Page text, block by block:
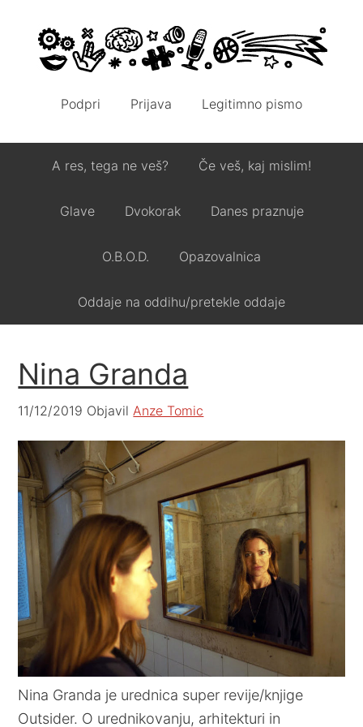
Podpri Prijava Legitimno pismo
A res, tega ne veš? Če veš, kaj mislim!
Glave Dvokorak Danes praznuje
O.B.O.D. Opazovalnica
Oddaje na oddihu/pretekle oddaje
Nina Granda
11/12/2019 ObjavilAnze Tomic
Nina Granda je urednica super revije/knjige
Outsider. O urednikovanju, arhitekturi in